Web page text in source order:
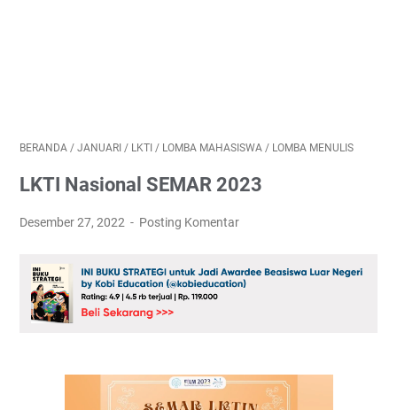
BERANDA / JANUARI / LKTI / LOMBA MAHASISWA / LOMBA MENULIS
LKTI Nasional SEMAR 2023
Desember 27, 2022 Posting Komentar